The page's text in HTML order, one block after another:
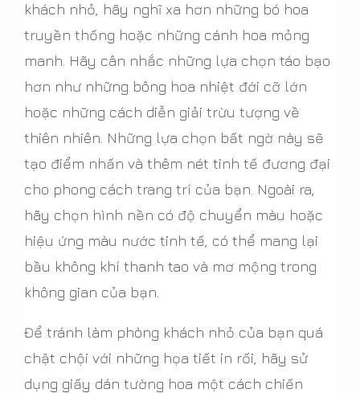
khách nhỏ, hãy nghĩ xa hơn những bó hoa
truyền thống hoặc những cánh hoa mỏng
manh. Hãy cân nhắc những lựa chọn táo bạo
hơn như những bông hoa nhiệt đới cỡ lớn
hoặc những cách diễn giải trừu tượng về
thiên nhiên. Những lựa chọn bất ngờ này sẽ
tạo điểm nhấn và thêm nét tinh tế đương đại
cho phong cách trang trí của bạn. Ngoài ra,
hãy chọn hình nền có độ chuyển màu hoặc
hiệu ứng màu nước tinh tế, có thể mang lại
bầu không khí thanh tao và mơ mộng trong
không gian của bạn.
Để tránh làm phòng khách nhỏ của bạn quá
chật chội với những họa tiết in rối, hãy sử
dụng giấy dán tường hoa một cách chiến